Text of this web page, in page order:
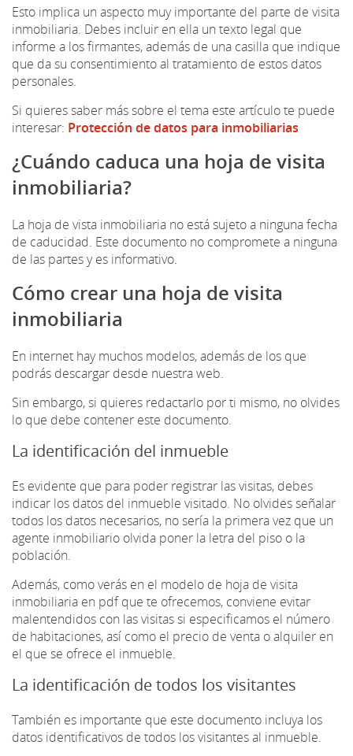
Esto implica un aspecto muy importante del parte de visita
inmobiliaria. Debes incluir en ella un texto legal que
informe a los firmantes, además de una casilla que indique
que da su consentimiento al tratamiento de estos datos
personales.
Si quieres saber más sobre el tema este artículo te puede
interesar: Protección de datos para inmobiliarias
¿Cuándo caduca una hoja de visita
inmobiliaria?
La hoja de vista inmobiliaria no está sujeto a ninguna fecha
de caducidad. Este documento no compromete a ninguna
de las partes y es informativo.
Cómo crear una hoja de visita
inmobiliaria
En internet hay muchos modelos, además de los que
podrás descargar desde nuestra web.
Sin embargo, si quieres redactarlo por ti mismo, no olvides
lo que debe contener este documento.
La identificación del inmueble
Es evidente que para poder registrar las visitas, debes
indicar los datos del inmueble visitado. No olvides señalar
todos los datos necesarios, no sería la primera vez que un
agente inmobiliario olvida poner la letra del piso o la
población.
Además, como verás en el modelo de hoja de visita
inmobiliaria en pdf que te ofrecemos, conviene evitar
malentendidos con las visitas si especificamos el número
de habitaciones, así como el precio de venta o alquiler en
el que se ofrece el inmueble.
La identificación de todos los visitantes
También es importante que este documento incluya los
datos identificativos de todos los visitantes al inmueble.